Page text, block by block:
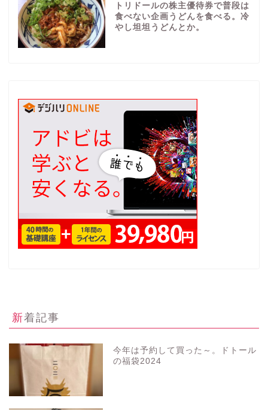
トリドールの株主優待券で普段は
食べない企画うどんを食べる。冷
やし坦坦うどんとか。
新着記事
今年は予約して買った～。ドトール
の福袋2024